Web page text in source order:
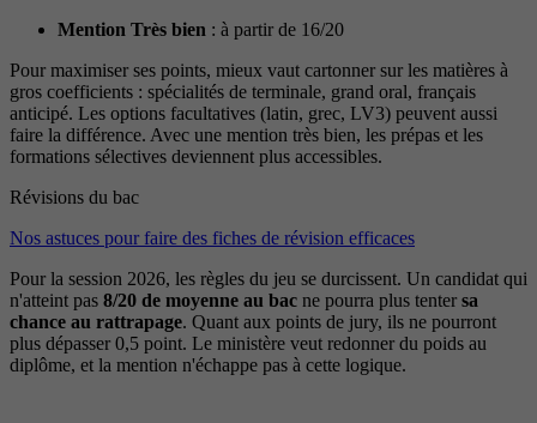
Mention Très bien : à partir de 16/20
Pour maximiser ses points, mieux vaut cartonner sur les matières à
gros coefficients : spécialités de terminale, grand oral, français
anticipé. Les options facultatives (latin, grec, LV3) peuvent aussi
faire la différence. Avec une mention très bien, les prépas et les
formations sélectives deviennent plus accessibles.
Révisions du bac
Nos astuces pour faire des fiches de révision efficaces
Pour la session 2026, les règles du jeu se durcissent. Un candidat qui
n'atteint pas 8/20 de moyenne au bac ne pourra plus tenter sa
chance au rattrapage. Quant aux points de jury, ils ne pourront
plus dépasser 0,5 point. Le ministère veut redonner du poids au
diplôme, et la mention n'échappe pas à cette logique.